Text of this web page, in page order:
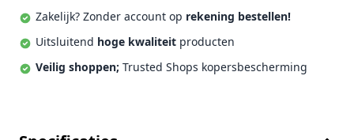
Zakelijk? Zonder account op rekening bestellen!
Uitsluitend hoge kwaliteit producten
Veilig shoppen; Trusted Shops kopersbescherming